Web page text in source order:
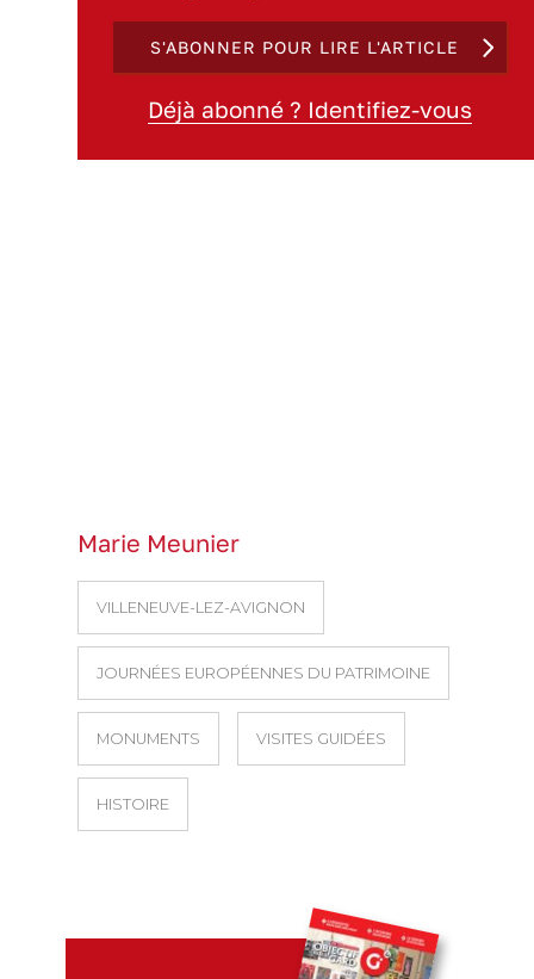
S'ABONNER POUR LIRE L'ARTICLE
Déjà abonné ? Identifiez-vous
Marie Meunier
VILLENEUVE-LEZ-AVIGNON
JOURNÉES EUROPÉENNES DU PATRIMOINE
MONUMENTS VISITES GUIDÉES
HISTOIRE